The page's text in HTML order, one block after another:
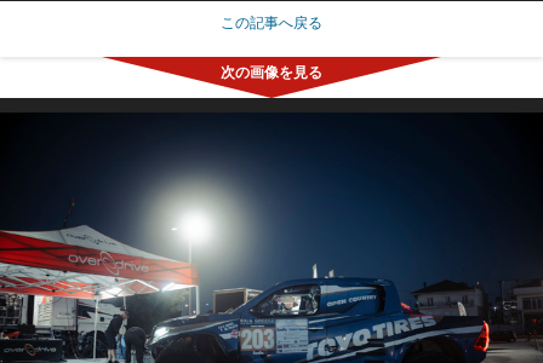
この記事へ戻る